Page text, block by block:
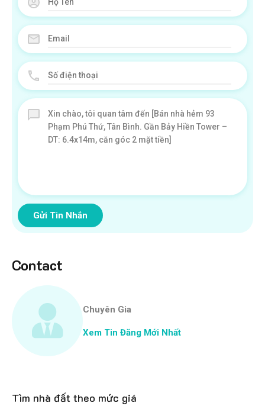
Gửi Tin Nhắn
Contact
Chuyên Gia
Xem Tin Đăng Mới Nhất
Tìm nhà đất theo mức giá